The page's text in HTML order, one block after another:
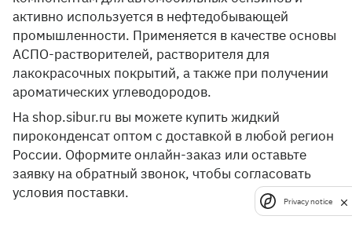
активно используется в нефтедобывающей
промышленности. Применяется в качестве основы
АСПО-растворителей, растворителя для
лакокрасочных покрытий, а также при получении
ароматических углеводородов.
На shop.sibur.ru вы можете купить жидкий
пироконденсат оптом с доставкой в любой регион
России. Оформите онлайн-заказ или оставьте
заявку на обратный звонок, чтобы согласовать
условия поставки.
Privacy notice